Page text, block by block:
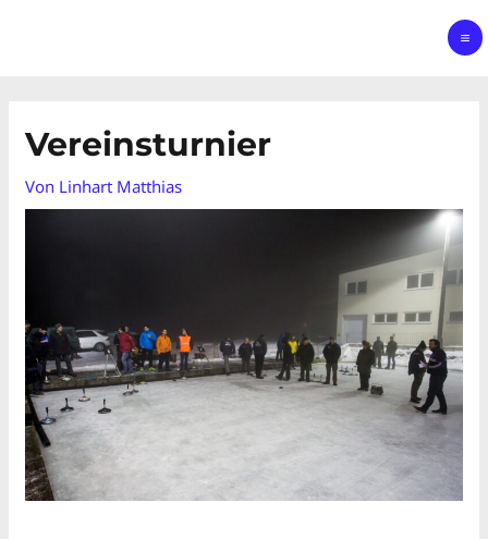
Vereinsturnier
Von Linhart Matthias